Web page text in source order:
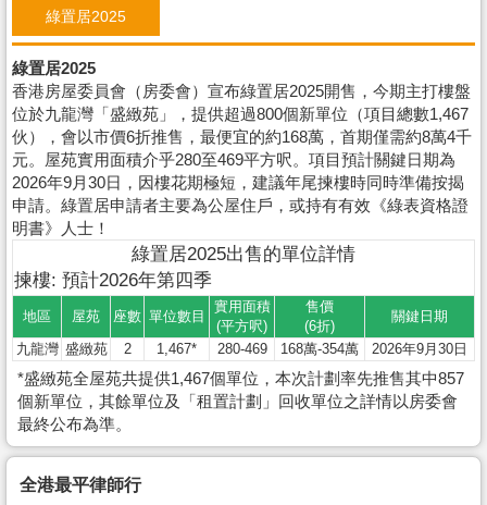
綠置居2025
綠置居2025
香港房屋委員會（房委會）宣布綠置居2025開售，今期主打樓盤
位於九龍灣「盛緻苑」，提供超過800個新單位（項目總數1,467
伙），會以市價6折推售，最便宜的約168萬，首期僅需約8萬4千
元。屋苑實用面積介乎280至469平方呎。項目預計關鍵日期為
2026年9月30日，因樓花期極短，建議年尾揀樓時同時準備按揭
申請。綠置居申請者主要為公屋住戶，或持有有效《綠表資格證
明書》人士！
綠置居2025出售的單位詳情
揀樓: 預計2026年第四季
地區 屋苑 座數 單位數目
實用面積
(平方呎)
售價
(6折)
關鍵日期
九龍灣 盛緻苑 2 1,467* 280-469 168萬-354萬 2026年9月30日
*盛緻苑全屋苑共提供1,467個單位，本次計劃率先推售其中857
個新單位，其餘單位及「租置計劃」回收單位之詳情以房委會
最終公布為準。
全港最平律師行